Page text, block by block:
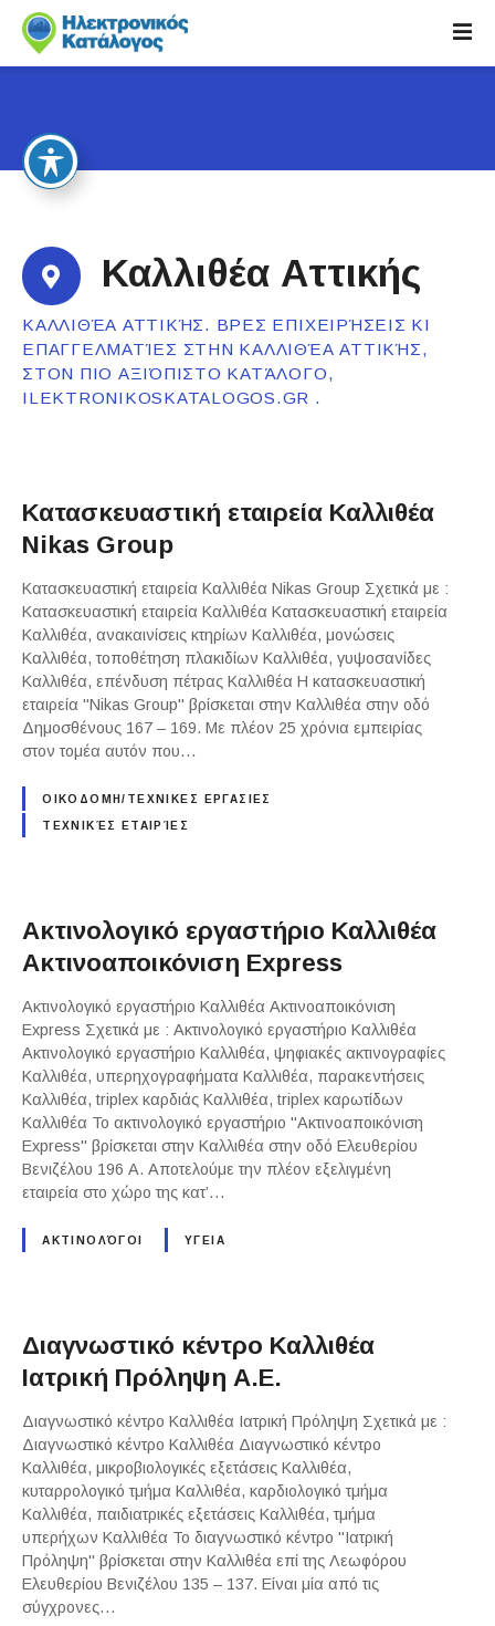
i
c
Καλλιθέα Αττικής
ΚΑΛΛΙΘΈΑ ΑΤΤΙΚΉΣ. ΒΡΕΣ ΕΠΙΧΕΙΡΉΣΕΙΣ ΚΙ
ΕΠΑΓΓΕΛΜΑΤΊΕΣ ΣΤΗΝ ΚΑΛΛΙΘΈΑ ΑΤΤΙΚΉΣ,
ΣΤΟΝ ΠΙΟ ΑΞΙΌΠΙΣΤΟ ΚΑΤΆΛΟΓΟ,
ILEKTRONIKOSKATALOGOS.GR .
Κατασκευαστική εταιρεία Καλλιθέα
Nikas Group
Κατασκευαστική εταιρεία Καλλιθέα Nikas Group Σχετικά με :
Κατασκευαστική εταιρεία Καλλιθέα Κατασκευαστική εταιρεία
Καλλιθέα, ανακαινίσεις κτηρίων Καλλιθέα, μονώσεις
Καλλιθέα, τοποθέτηση πλακιδίων Καλλιθέα, γυψοσανίδες
Καλλιθέα, επένδυση πέτρας Καλλιθέα Η κατασκευαστική
εταιρεία "Nikas Group" βρίσκεται στην Καλλιθέα στην οδό
Δημοσθένους 167 – 169. Με πλέον 25 χρόνια εμπειρίας
στον τομέα αυτόν που…
ΟΙΚΟΔΟΜΗ/ΤΕΧΝΙΚΕΣ ΕΡΓΑΣΙΕΣ
ΤΕΧΝΙΚΈΣ ΕΤΑΙΡΊΕΣ
Ακτινολογικό εργαστήριο Καλλιθέα
Ακτινοαποικόνιση Express
Ακτινολογικό εργαστήριο Καλλιθέα Ακτινοαποικόνιση
Express Σχετικά με : Ακτινολογικό εργαστήριο Καλλιθέα
Ακτινολογικό εργαστήριο Καλλιθέα, ψηφιακές ακτινογραφίες
Καλλιθέα, υπερηχογραφήματα Καλλιθέα, παρακεντήσεις
Καλλιθέα, triplex καρδιάς Καλλιθέα, triplex καρωτίδων
Καλλιθέα Το ακτινολογικό εργαστήριο "Ακτινοαποικόνιση
Express" βρίσκεται στην Καλλιθέα στην οδό Ελευθερίου
Βενιζέλου 196 Α. Αποτελούμε την πλέον εξελιγμένη
εταιρεία στο χώρο της κατ’…
ΑΚΤΙΝΟΛΌΓΟΙ ΥΓΕΙΑ
Διαγνωστικό κέντρο Καλλιθέα
Ιατρική Πρόληψη Α.Ε.
Διαγνωστικό κέντρο Καλλιθέα Ιατρική Πρόληψη Σχετικά με :
Διαγνωστικό κέντρο Καλλιθέα Διαγνωστικό κέντρο
Καλλιθέα, μικροβιολογικές εξετάσεις Καλλιθέα,
κυταρρολογικό τμήμα Καλλιθέα, καρδιολογικό τμήμα
Καλλιθέα, παιδιατρικές εξετάσεις Καλλιθέα, τμήμα
υπερήχων Καλλιθέα Το διαγνωστικό κέντρο "Ιατρική
Πρόληψη" βρίσκεται στην Καλλιθέα επί της Λεωφόρου
Ελευθερίου Βενιζέλου 135 – 137. Είναι μία από τις
σύγχρονες…